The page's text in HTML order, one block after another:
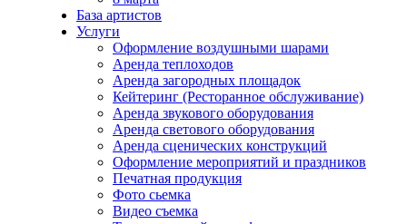
База артистов
Услуги
Оформление воздушными шарами
Аренда теплоходов
Аренда загородных площадок
Кейтеринг (Ресторанное обслуживание)
Аренда звукового оборудования
Аренда светового оборудования
Аренда сценических конструкций
Оформление мероприятий и праздников
Печатная продукция
Фото сьемка
Видео съемка